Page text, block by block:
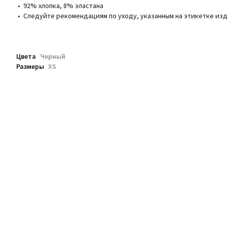
• 92% хлопка, 8% эластана
• Следуйте рекомендациям по уходу, указанным на этикетке
Цвета Черный
Размеры XS